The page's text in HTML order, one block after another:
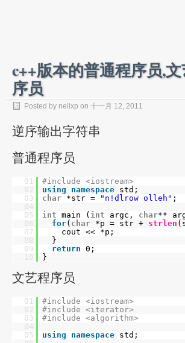
c++版本的普通程序员,
序员
Posted by neilxp on 十一月 12, 2011
逆序输出字符串
普通程序员
01
#include <iostream>
02
using namespace
std;
03
char *str = "n!dlrow olleh" ;
04
05
int main ( int argc, char**
06
for( char *p = str + strlen
07
cout << *p;
08
}
09
return 0;
10
}
文艺程序员
01
#include <iostream>
02
#include <iterator>
03
#include <algorithm>
04
05
using namespace
std;